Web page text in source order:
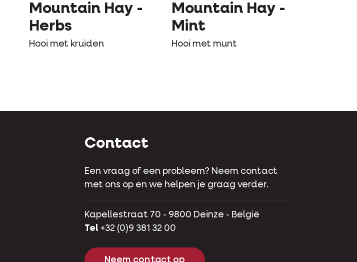
Mountain Hay -
Herbs
Hooi met kruiden
Mountain Hay -
Mint
Hooi met munt
Contact
Een vraag of een probleem? Neem contact
met ons op en we helpen je graag verder.
Kapellestraat 70 - 9800 Deinze - België
Tel +32 (0)9 381 32 00
Neem contact op